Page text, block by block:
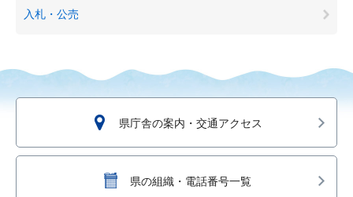
入札・公売
県庁舎の案内・交通アクセス
県の組織・電話番号一覧